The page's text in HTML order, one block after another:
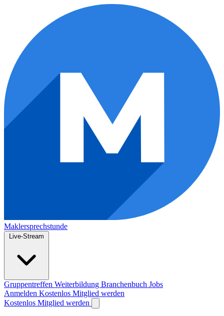
Maklersprechstunde
Live-Stream
Gruppentreffen Weiterbildung Branchenbuch Jobs
Anmelden Kostenlos Mitglied werden
Kostenlos Mitglied werden